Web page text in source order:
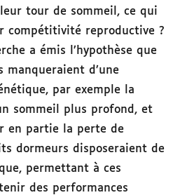
tour de sommeil, ce qui
compétitivité reproductive ?
a émis l’hypothèse que
manqueraient d’une
par exemple la
sommeil plus profond, et
en partie la perte de
dormeurs disposeraient de
permettant à ces
des performances